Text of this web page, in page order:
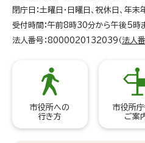
閉庁日：土曜日・日曜日、祝休日、年
受付時間：午前8時30分から午後5時
法人番号：8000020132039（ 法人
市役所への
行き方
市役所
ご案